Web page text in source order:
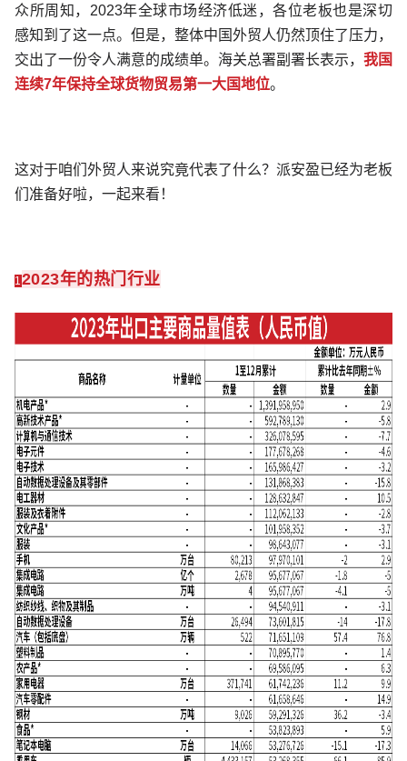
众所周知，2023年全球市场经济低迷，各位老板也是深切
感知到了这一点。但是，整体中国外贸人仍然顶住了压力，
交出了一份令人满意的成绩单。海关总署副署长表示， 我国
连续7年保持全球货物贸易第一大国地位。
这对于咱们外贸人来说究竟代表了什么？派安盈已经为老板
们准备好啦，一起来看！
12023年的热门行业